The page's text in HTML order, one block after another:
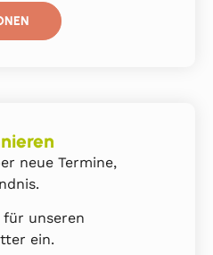
neue Termine,
für unseren
ein.